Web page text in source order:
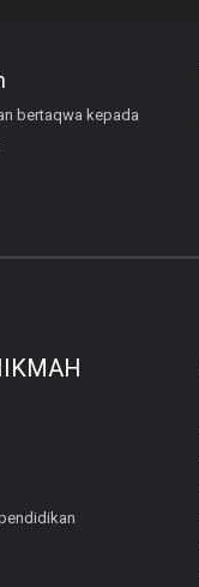
bertaqwa kepada